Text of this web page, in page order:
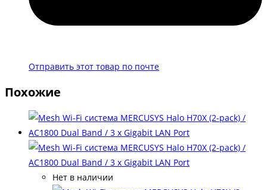
Отправить этот товар по почте
Похожие
Нет в наличии